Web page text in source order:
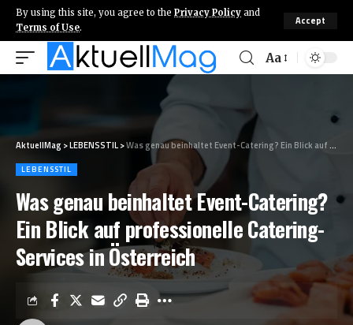
By using this site, you agree to the Privacy Policy and
Terms of Use.
Accept
Aa
AktuellMag >LEBENSSTIL>Was genau beinhaltet Event-Catering? Ein Blick auf professionelle Catering-Services in Österreich
LEBENSSTIL
Was genau beinhaltet Event-Catering?
Ein Blick auf professionelle Catering-
Services in Österreich